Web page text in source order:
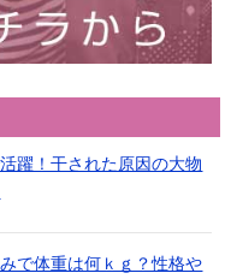
躍！干された原因の大物
で体重は何ｋｇ？性格や